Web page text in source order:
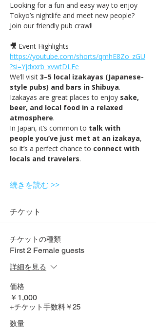
Looking for a fun and easy way to enjoy
Tokyo’s nightlife and meet new people?
Join our friendly pub crawl!
🎥 Event Highlights
https://youtube.com/shorts/qmhE8Zo_zGU
?si=Yjdxxrb_xvwtDLFe
We’ll visit 3–5 local izakayas (Japanese-
style pubs) and bars in Shibuya.
Izakayas are great places to enjoy sake,
beer, and local food in a relaxed
atmosphere.
In Japan, it’s common to talk with
people you’ve just met at an izakaya,
so it’s a perfect chance to connect with
locals and travelers.
続きを読む >>
チケット
チケットの種類
First 2 Female guests
詳細を見る
価格
￥1,000
+チケット手数料￥25
数量